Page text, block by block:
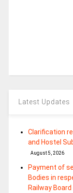
Latest Updates
Clarification
and Hostel
August 5, 2026
Payment of
Bodies in
Railway